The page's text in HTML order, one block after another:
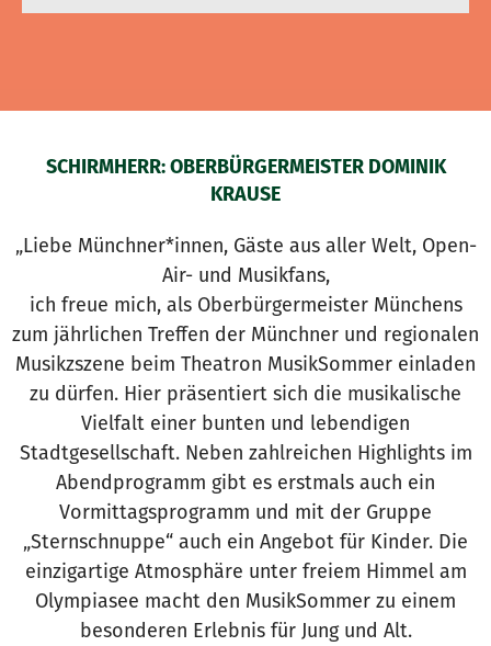
SCHIRMHERR: OBERBÜRGERMEISTER DOMINIK
KRAUSE
„Liebe Münchner*innen, Gäste aus aller Welt, Open-
Air- und Musikfans,
ich freue mich, als Oberbürgermeister Münchens
zum jährlichen Treffen der Münchner und regionalen
Musikzszene beim Theatron MusikSommer einladen
zu dürfen. Hier präsentiert sich die musikalische
Vielfalt einer bunten und lebendigen
Stadtgesellschaft. Neben zahlreichen Highlights im
Abendprogramm gibt es erstmals auch ein
Vormittagsprogramm und mit der Gruppe
„Sternschnuppe“ auch ein Angebot für Kinder. Die
einzigartige Atmosphäre unter freiem Himmel am
Olympiasee macht den MusikSommer zu einem
besonderen Erlebnis für Jung und Alt.